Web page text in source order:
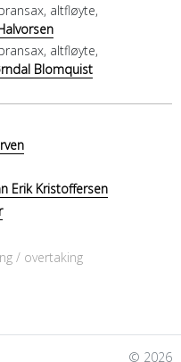
altfløyte,
altfløyte,
Blomquist
Erik Kristoffersen
/ overtaking
© 2026